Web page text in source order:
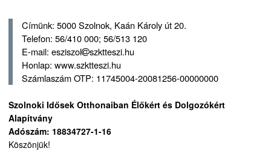
Címünk: 5000 Szolnok, Kaán Károly út 20.
Telefon: 56/410 000; 56/513 120
E-mail: esziszol
szktteszi.hu
Honlap: www.szktteszi.hu
Számlaszám OTP: 11745004-20081256-00000000
Szolnoki Idősek Otthonaiban Élőkért és Dolgozókért
Alapítvány
Adószám: 18834727-1-16
Köszönjük!